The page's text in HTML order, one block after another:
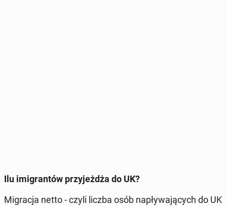
Ilu imi­gran­tów przy­jeż­dża do UK?
Mi­gra­cja netto - czyli liczba osób na­pły­wa­ją­cych do UK